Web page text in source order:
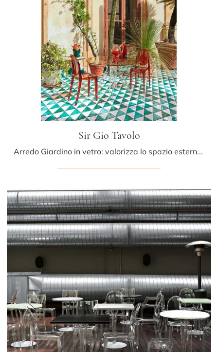
Sir Gio Tavolo
Arredo Giardino in vetro: valorizza lo spazio esterno con diverse soluzioni di tavoli da giardino del brand Kartell.